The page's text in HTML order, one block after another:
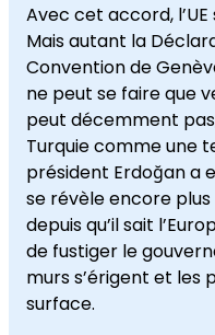
Avec cet accord,
Mais autant la
Convention de
ne peut se faire que
peut décemment
Turquie comme une
président Erdoğan a
se révèle encore
depuis qu’il sait
de fustiger le
murs s’érigent et
surface.